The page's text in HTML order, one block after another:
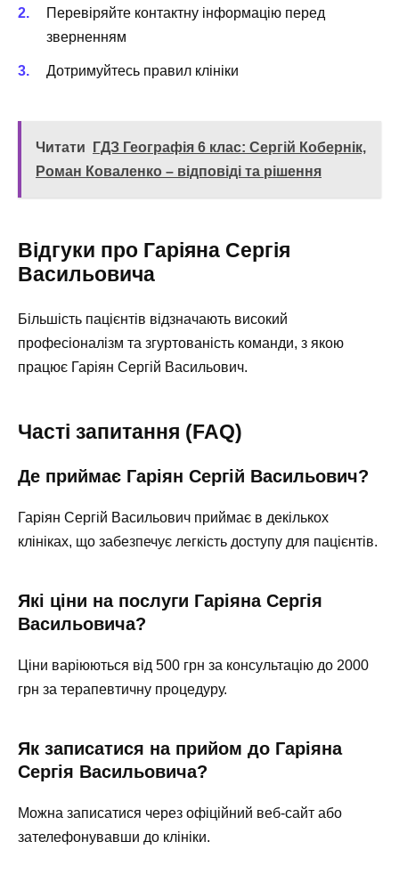
Перевіряйте контактну інформацію перед
зверненням
Дотримуйтесь правил клініки
Читати
ГДЗ Географія 6 клас: Сергій Кобернік,
Роман Коваленко – відповіді та рішення
Відгуки про Гаріяна Сергія
Васильовича
Більшість пацієнтів відзначають високий
професіоналізм та згуртованість команди, з якою
працює Гаріян Сергій Васильович.
Часті запитання (FAQ)
Де приймає Гаріян Сергій Васильович?
Гаріян Сергій Васильович приймає в декількох
клініках, що забезпечує легкість доступу для пацієнтів.
Які ціни на послуги Гаріяна Сергія
Васильовича?
Ціни варіюються від 500 грн за консультацію до 2000
грн за терапевтичну процедуру.
Як записатися на прийом до Гаріяна
Сергія Васильовича?
Можна записатися через офіційний веб-сайт або
зателефонувавши до клініки.